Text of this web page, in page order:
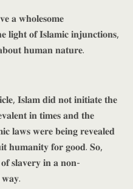
𝐚 𝐰𝐡𝐨𝐥𝐞𝐬𝐨𝐦𝐞
𝐨𝐟 𝐈𝐬𝐥𝐚𝐦𝐢𝐜 𝐢𝐧𝐣𝐮𝐧𝐜𝐭𝐢𝐨𝐧𝐬,
𝐚𝐛𝐨𝐮𝐭 𝐡𝐮𝐦𝐚𝐧 𝐧𝐚𝐭𝐮𝐫𝐞.
𝐈𝐬𝐥𝐚𝐦 𝐝𝐢𝐝 𝐧𝐨𝐭 𝐢𝐧𝐢𝐭𝐢𝐚𝐭𝐞 𝐭𝐡𝐞
𝐢𝐧 𝐭𝐢𝐦𝐞𝐬 𝐚𝐧𝐝 𝐭𝐡𝐞
𝐥𝐚𝐰𝐬 𝐰𝐞𝐫𝐞 𝐛𝐞𝐢𝐧𝐠 𝐫𝐞𝐯𝐞𝐚𝐥𝐞𝐝
𝐡𝐮𝐦𝐚𝐧𝐢𝐭𝐲 𝐟𝐨𝐫 𝐠𝐨𝐨𝐝. 𝐒𝐨,
𝐬𝐥𝐚𝐯𝐞𝐫𝐲 𝐢𝐧 𝐚 𝐧𝐨𝐧-
𝐰𝐚𝐲.